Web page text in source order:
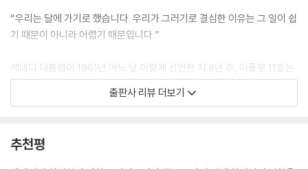
한 일화에 따르면, 유인우주선센터를 방문한 케네디가 거기서 일하는 청소
‘나는 사람을 달에 보내는 일을 돕고 있다’라고 대답했다. 사실이든 아니든,
이 이야기에는 달에 가려고 노력한 사람들의 진정성이 담겨 있다. 아폴로
계획에 참여한 수천 명의 사람들은 로켓 엔진을 설계하거나 볼트를 조이거
나 바닥을 청소하기만 한 게 아니라, 자신이 중요한 사업에 꼭 필요한 공헌
격려하면 어떻게 목적의식에서 열정이 흘러나오는지를 알게 될 것이다.
“우리는 달에 가기로 했습니다. 우리가 그러기로 결심한 이유는 그 일이 쉽
기 때문이 아니라 어렵기 때문입니다.”
케네디 대통령이 1961년 어느 날 이렇게 선언한 지 8년 후, 아폴로 11호는
달 탐사를 마치고 무사히 지구에 귀환했다. 모두가 불가능하다고 여겼던
케네디의 선언은 그렇게 현실이 되었고, 이후 미국은 우주산업 최강국의
출판사 리뷰 더보기
추천평